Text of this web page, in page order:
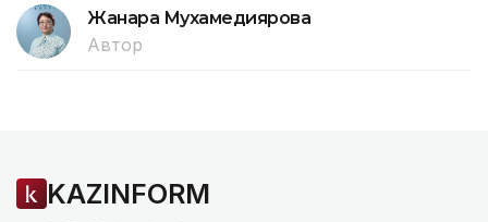
Жанара Мухамедиярова
Автор
KAZINFORM